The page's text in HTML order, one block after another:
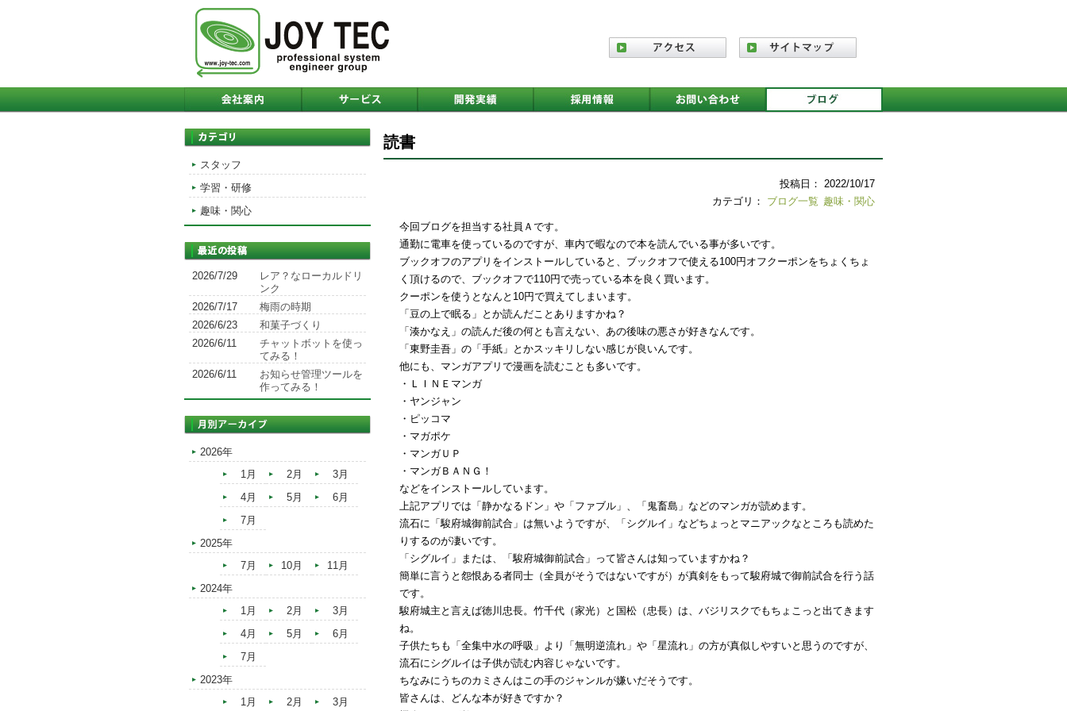
読書
投稿日： 2022/10/17
カテゴリ： ブログ一覧 趣味・関心
今回ブログを担当する社員Ａです。
通勤に電車を使っているのですが、車内で暇なので本を読んでいる事が多いです。
ブックオフのアプリをインストールしていると、ブックオフで使える100円オフクーポンをちょくちょ
く頂けるので、ブックオフで110円で売っている本を良く買います。
クーポンを使うとなんと10円で買えてしまいます。
「豆の上で眠る」とか読んだことありますかね？
「湊かなえ」の読んだ後の何とも言えない、あの後味の悪さが好きなんです。
「東野圭吾」の「手紙」とかスッキリしない感じが良いんです。
他にも、マンガアプリで漫画を読むことも多いです。
・ＬＩＮＥマンガ
・ヤンジャン
・ピッコマ
・マガポケ
・マンガＵＰ
・マンガＢＡＮＧ！
などをインストールしています。
上記アプリでは「静かなるドン」や「ファブル」、「鬼畜島」などのマンガが読めます。
流石に「駿府城御前試合」は無いようですが、「シグルイ」などちょっとマニアックなところも読めた
りするのが凄いです。
「シグルイ」または、「駿府城御前試合」って皆さんは知っていますかね？
簡単に言うと怨恨ある者同士（全員がそうではないですが）が真剣をもって駿府城で御前試合を行う話
です。
駿府城主と言えば徳川忠長。竹千代（家光）と国松（忠長）は、バジリスクでもちょこっと出てきます
ね。
子供たちも「全集中水の呼吸」より「無明逆流れ」や「星流れ」の方が真似しやすいと思うのですが、
流石にシグルイは子供が読む内容じゃないです。
ちなみにうちのカミさんはこの手のジャンルが嫌いだそうです。
皆さんは、どんな本が好きですか？
スタッフ
学習・研修
趣味・関心
2026/7/29
レア？なローカルドリ
ンク
2026/7/17
梅雨の時期
2026/6/23
和菓子づくり
2026/6/11
チャットボットを使っ
てみる！
2026/6/11
お知らせ管理ツールを
作ってみる！
2026年
1月
2月
3月
4月
5月
6月
7月
2025年
7月
10月
11月
2024年
1月
2月
3月
4月
5月
6月
7月
2023年
1月
2月 3月